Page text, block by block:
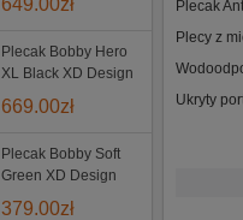
649.00zł
Plecak Bobby Hero
XL Black XD Design
669.00zł
Plecak Bobby Soft
Green XD Design
379.00zł
Plecak
Plecy z
Ukryty